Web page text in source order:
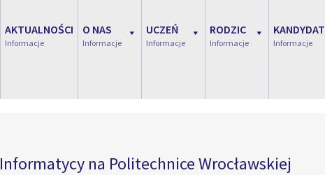
AKTUALNOŚCI
Informacje
O NAS
Informacje
UCZEŃ
Informacje
RODZIC
Informacje
KANDYDAT
Informacje
Informatycy na Politechnice Wrocławskiej